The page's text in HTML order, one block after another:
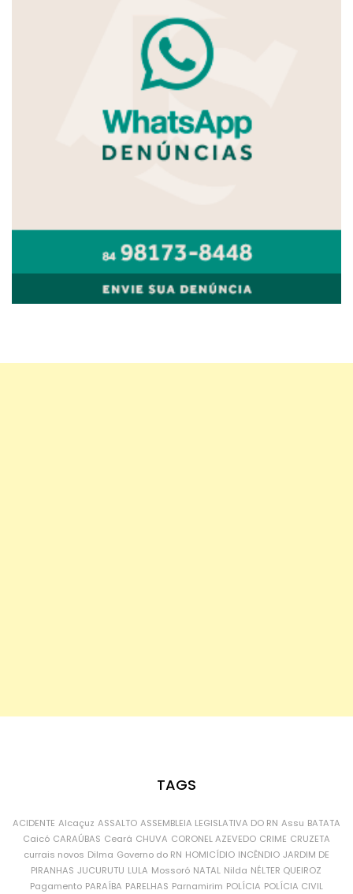
TAGS
ACIDENTE Alcaçuz ASSALTO ASSEMBLEIA LEGISLATIVA DO RN Assu BATATA
Caicó CARAÚBAS Ceará CHUVA CORONEL AZEVEDO CRIME CRUZETA
currais novos Dilma Governo do RN HOMICÍDIO INCÊNDIO JARDIM DE
PIRANHAS JUCURUTU LULA Mossoró NATAL Nilda NÉLTER QUEIROZ
Pagamento PARAÍBA PARELHAS Parnamirim POLÍCIA POLÍCIA CIVIL